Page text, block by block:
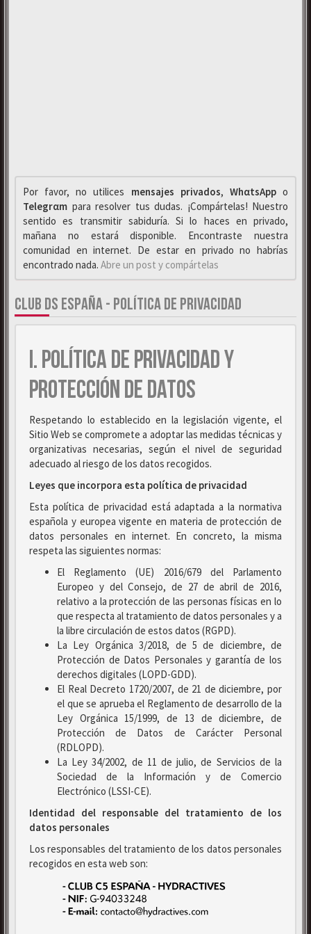
Por favor, no utilices mensajes privados, WhαtsAppo
Telegrαm para resolver tus dudas. ¡Compártelas! Nuestro
sentido es transmitir sabiduría. Si lo haces en privado,
mañana no estará disponible. Encontraste nuestra
comunidad en internet. De estar en privado no habrías
encontrado nada. Abre un post y compártelas
CLUB DS ESPAÑA - POLÍTICA DE PRIVACIDAD
I. POLÍTICA DE PRIVACIDAD Y
PROTECCIÓN DE DATOS
Respetando lo establecido en la legislación vigente, el
Sitio Web se compromete a adoptar las medidas técnicas y
organizativas necesarias, según el nivel de seguridad
adecuado al riesgo de los datos recogidos.
Leyes que incorpora esta política de privacidad
Esta política de privacidad está adaptada a la normativa
española y europea vigente en materia de protección de
datos personales en internet. En concreto, la misma
respeta las siguientes normas:
El Reglamento (UE) 2016/679 del Parlamento
Europeo y del Consejo, de 27 de abril de 2016,
relativo a la protección de las personas físicas en lo
que respecta al tratamiento de datos personales y a
la libre circulación de estos datos (RGPD).
La Ley Orgánica 3/2018, de 5 de diciembre, de
Protección de Datos Personales y garantía de los
derechos digitales (LOPD-GDD).
El Real Decreto 1720/2007, de 21 de diciembre, por
el que se aprueba el Reglamento de desarrollo de la
Ley Orgánica 15/1999, de 13 de diciembre, de
Protección de Datos de Carácter Personal
(RDLOPD).
La Ley 34/2002, de 11 de julio, de Servicios de la
Sociedad de la Información y de Comercio
Electrónico (LSSI-CE).
Identidad del responsable del tratamiento de los
datos personales
Los responsables del tratamiento de los datos personales
recogidos en esta web son: